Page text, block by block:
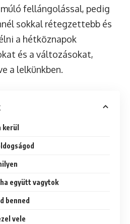
fellángolással, pedig
sokkal rétegzettebb és
a hétköznapok
és a változásokat,
a lelkünkben.
együtt vagytok
benned
vele